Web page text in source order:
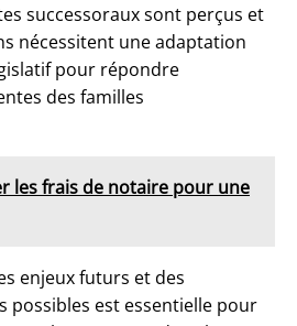
successoraux sont perçus et
nécessitent une adaptation
pour répondre
des familles
les frais de notaire pour une
enjeux futurs et des
possibles est essentielle pour